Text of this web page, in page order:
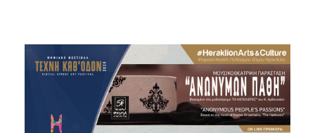
2015
2013
2010